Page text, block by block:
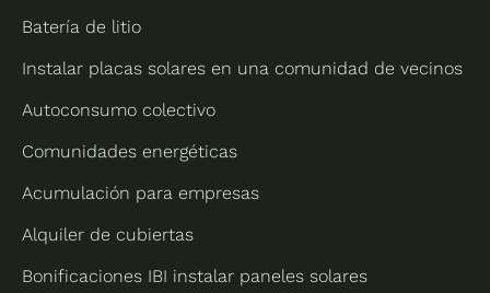
Batería de litio
Instalar placas solares en una comunidad de vecinos
Autoconsumo colectivo
Comunidades energéticas
Acumulación para empresas
Alquiler de cubiertas
Bonificaciones IBI instalar paneles solares